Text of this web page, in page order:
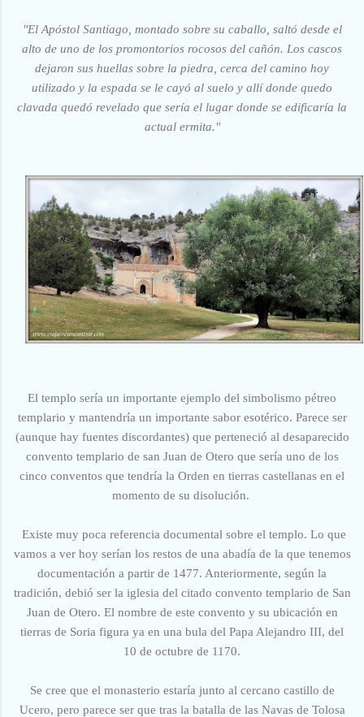
"El Apóstol Santiago, montado sobre su caballo, saltó desde el
alto de uno de los promontorios rocosos del cañón. Los cascos
dejaron sus huellas sobre la piedra, cerca del camino hoy
utilizado y la espada se le cayó al suelo y allí donde quedo
clavada quedó revelado que sería el lugar donde se edificaría la
actual ermita."
El templo sería un importante ejemplo del simbolismo pétreo
templario y mantendría un importante sabor esotérico. Parece ser
(aunque hay fuentes discordantes) que perteneció al desaparecido
convento templario de san Juan de Otero que sería uno de los
cinco conventos que tendría la Orden en tierras castellanas en el
momento de su disolución.
Existe muy poca referencia documental sobre el templo. Lo que
vamos a ver hoy serían los restos de una abadía de la que tenemos
documentación a partir de 1477. Anteriormente, según la
tradición, debió ser la iglesia del citado convento templario de San
Juan de Otero. El nombre de este convento y su ubicación en
tierras de Soria figura ya en una bula del Papa Alejandro III, del
10 de octubre de 1170.
Se cree que el monasterio estaría junto al cercano castillo de
Ucero, pero parece ser que tras la batalla de las Navas de Tolosa